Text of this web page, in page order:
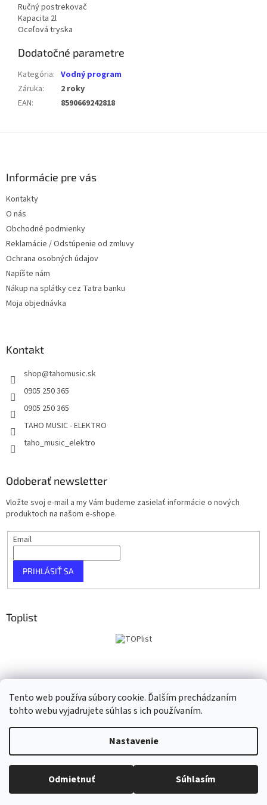
Tento web používa súbory cookie. Ďalším prechádzaním
tohto webu vyjadrujete súhlas s ich používaním.
Nastavenie
Odmietnuť Súhlasím
Ručný postrekovač
Kapacita 2l
Oceľová tryska
Dodatočné parametre
Kategória: Vodný program
Záruka:
2 roky
EAN: 8590669242818
Informácie pre vás
Kontakty
O nás
Obchodné podmienky
Reklamácie / Odstúpenie od zmluvy
Ochrana osobných údajov
Napíšte nám
Nákup na splátky cez Tatra banku
Moja objednávka
Kontakt
shop@tahomusic.sk
0905 250 365
0905 250 365
TAHO MUSIC - ELEKTRO
taho_music_elektro
Odoberať newsletter
Vložte svoj e-mail a my Vám budeme zasielať informácie o nových
produktoch na našom e-shope.
Email
PRIHLÁSIŤ SA
Toplist
Copyright 2026Taho Music. Všetky práva vyhradené.Upraviť